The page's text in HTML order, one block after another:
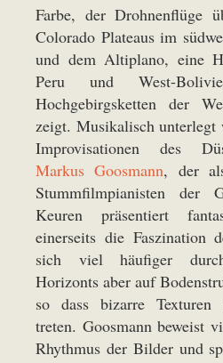
Farbe, der Drohnenflüge
Colorado Plateaus im
und dem Altiplano, eine
Peru und West-
Hochgebirgsketten der
zeigt. Musikalisch
Improvisationen des
Markus Goosmann, der
Stummfilmpianisten der
Keuren präsentiert
einerseits die Faszination
sich viel häufiger
Horizonts aber auf
so dass bizarre
treten. Goosmann beweist
Rhythmus der Bilder und